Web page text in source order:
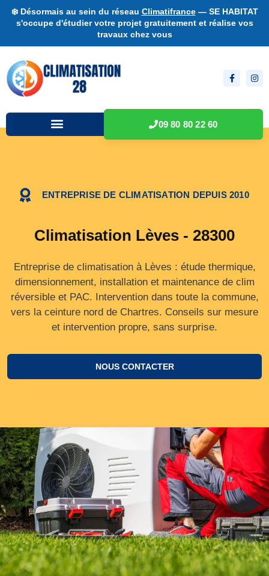
❄️ Désormais au sein du réseau Climatifrance— SE HABITAT
s'occupe d'étudier votre projet gratuitement et réalise vos
travaux chez vous
09 80 80 22 60
ENTREPRISE DE CLIMATISATION DEPUIS 2010
Climatisation Lèves - 28300
Entreprise de climatisation à Lèves : étude thermique,
dimensionnement, installation et maintenance de clim
réversible et PAC. Intervention dans toute la commune,
vers la ceinture nord de Chartres. Conseils sur mesure
et intervention propre, sans surprise.
NOUS CONTACTER